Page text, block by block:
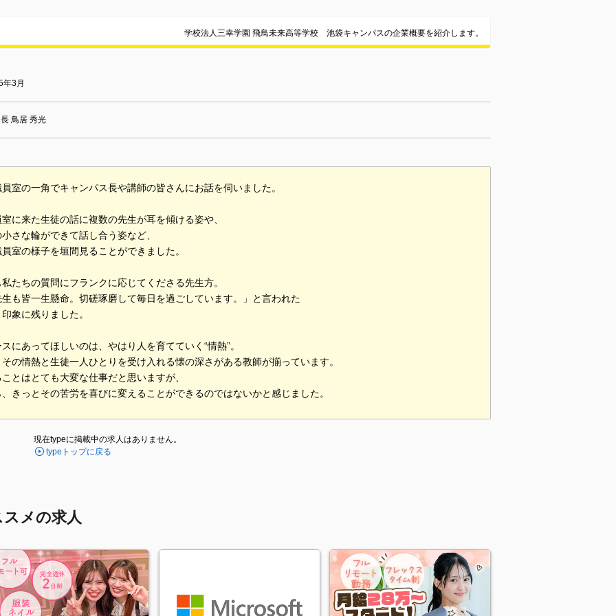
学校法人三幸学園 飛鳥未来高等学校 池袋キャンパスの企業概要を紹介します。
年3月
鳥居 秀光
室の一角でキャンパス長や講師の皆さんにお話を伺いました。
に来た生徒の話に複数の先生が耳を傾ける姿や、
さな輪ができて話し合う姿など、
室の様子を垣間見ることができました。
たちの質問にフランクに応じてくださる先生方。
も皆一生懸命。切磋琢磨して毎日を過ごしています。」と言われた
象に残りました。
にあってほしいのは、やはり人を育てていく“情熱”。
の情熱と生徒一人ひとりを受け入れる懐の深さがある教師が揃っています。
とはとても大変な仕事だと思いますが、
きっとその苦労を喜びに変えることができるのではないかと感じました。
現在typeに掲載中の求人はありません。
typeトップに戻る
メの求人